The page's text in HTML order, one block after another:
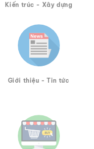
Kiến trúc - Xây dựng
Giới thiệu - Tin tức